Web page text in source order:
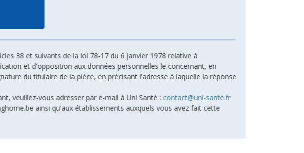
38 et suivants de la loi 78-17 du 6 janvier 1978 relative à
et d'opposition aux données personnelles le concernant, en
du titulaire de la pièce, en précisant l'adresse à laquelle la réponse
veuillez-vous adresser par e-mail à Uni Santé : contact@uni-sante.fr
ainsi qu'aux établissements auxquels vous avez fait cette